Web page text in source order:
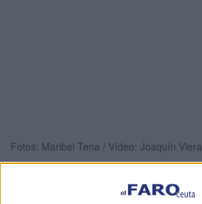
Fotos: Maribel Tena / Vídeo: Joaquín Viera